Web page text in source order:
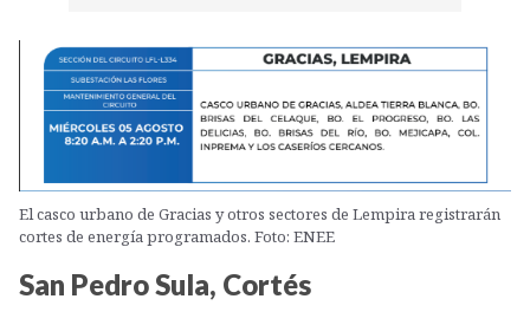
El casco urbano de Gracias y otros sectores de Lempira registrarán
cortes de energía programados. Foto: ENEE
San Pedro Sula, Cortés